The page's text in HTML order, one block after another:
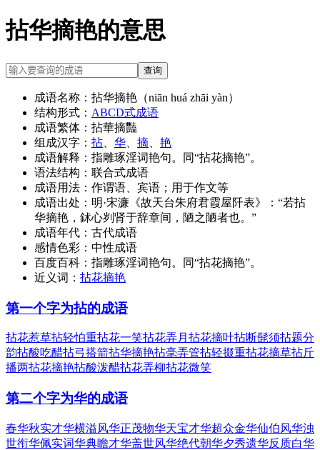
拈华摘艳的意思
查询
成语名称： 拈华摘艳（niān huá zhāi yàn）
结构形式： ABCD式成语
成语繁体： 拈華摘豔
组成汉字： 拈 华 摘
艳
成语解释： 指雕琢淫词艳句。同“拈花摘艳”。
语法结构： 联合式成语
成语用法： 作谓语、宾语；用于作文等
成语出处： 明·宋濂《故天台朱府君霞屋阡表》：“若拈
华摘艳，鉥心刿肾于辞章间，陋之陋者也。”
成语年代： 古代成语
感情色彩： 中性成语
百度百科： 指雕琢淫词艳句。同“拈花摘艳”。
近义词： 拈花摘艳
第一个字为拈的成语
拈花惹草拈轻怕重拈花一笑拈花弄月 拈花摘叶拈断髭须拈题分
韵拈酸吃醋拈弓搭箭拈华摘艳拈毫弄管拈轻掇重拈花摘草拈斤
播两拈花摘艳拈酸泼醋拈花弄柳拈花微笑
第二个字为华的成语
春华秋实才华横溢风华正茂物华天宝才华超众金华仙伯风华浊
世衔华佩实词华典瞻才华盖世风华绝代朝华夕秀遗华反质白华